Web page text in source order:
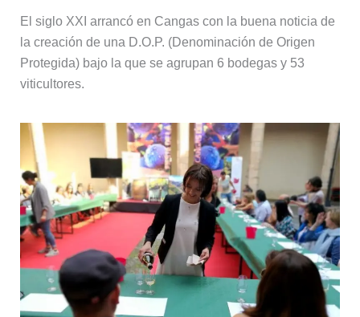
El siglo XXI arrancó en Cangas con la buena noticia de
la creación de una D.O.P. (Denominación de Origen
Protegida) bajo la que se agrupan 6 bodegas y 53
viticultores.